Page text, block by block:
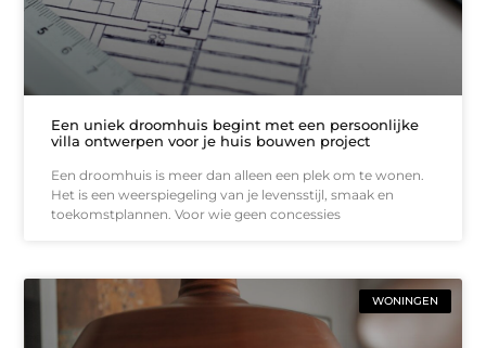
Een uniek droomhuis begint met een persoonlijke
villa ontwerpen voor je huis bouwen project
Een droomhuis is meer dan alleen een plek om te wonen.
Het is een weerspiegeling van je levensstijl, smaak en
toekomstplannen. Voor wie geen concessies
WONINGEN